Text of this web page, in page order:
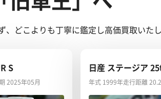
どこよりも丁寧に鑑定し高価買取いたし
S
2025年05月
日産 ステージア
年式 1999年走行距離